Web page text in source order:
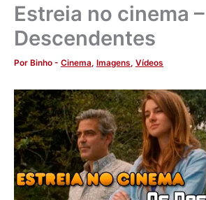
Estreia no cinema
Descendentes
Por Binho - Cinema, Imagens, Vídeos